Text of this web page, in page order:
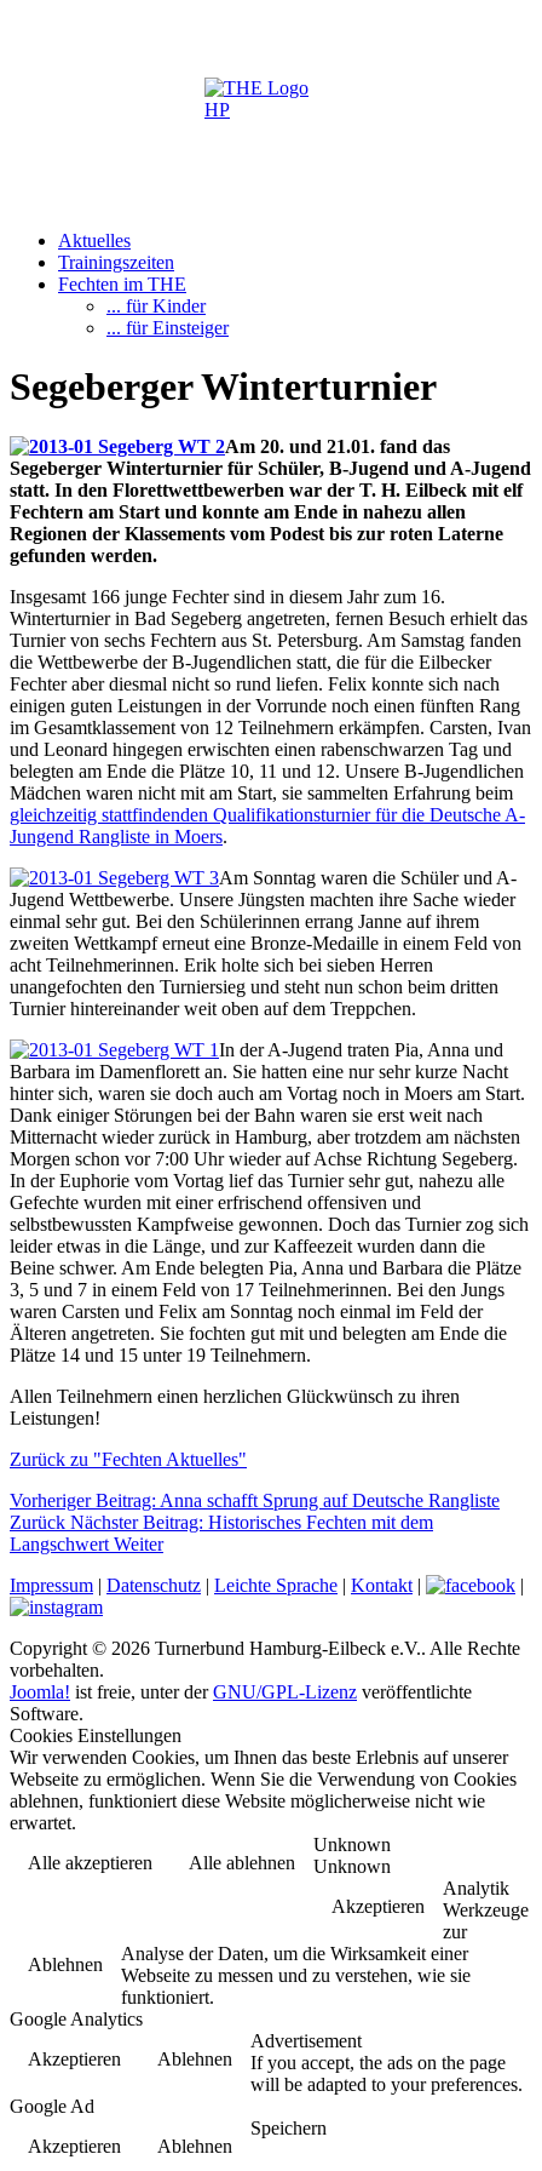
Aktuelles
Trainingszeiten
Fechten im THE
... für Kinder
... für Einsteiger
Segeberger Winterturnier
Am 20. und 21.01. fand das
Segeberger Winterturnier für Schüler, B-Jugend und A-Jugend
statt. In den Florettwettbewerben war der T. H. Eilbeck mit elf
Fechtern am Start und konnte am Ende in nahezu allen
Regionen der Klassements vom Podest bis zur roten Laterne
gefunden werden.
Insgesamt 166 junge Fechter sind in diesem Jahr zum 16.
Winterturnier in Bad Segeberg angetreten, fernen Besuch erhielt das
Turnier von sechs Fechtern aus St. Petersburg. Am Samstag fanden
die Wettbewerbe der B-Jugendlichen statt, die für die Eilbecker
Fechter aber diesmal nicht so rund liefen. Felix konnte sich nach
einigen guten Leistungen in der Vorrunde noch einen fünften Rang
im Gesamtklassement von 12 Teilnehmern erkämpfen. Carsten, Ivan
und Leonard hingegen erwischten einen rabenschwarzen Tag und
belegten am Ende die Plätze 10, 11 und 12. Unsere B-Jugendlichen
Mädchen waren nicht mit am Start, sie sammelten Erfahrung beim
gleichzeitig stattfindenden Qualifikationsturnier für die Deutsche A-
Jungend Rangliste in Moers.
Am Sonntag waren die Schüler und A-
Jugend Wettbewerbe. Unsere Jüngsten machten ihre Sache wieder
einmal sehr gut. Bei den Schülerinnen errang Janne auf ihrem
zweiten Wettkampf erneut eine Bronze-Medaille in einem Feld von
acht Teilnehmerinnen. Erik holte sich bei sieben Herren
unangefochten den Turniersieg und steht nun schon beim dritten
Turnier hintereinander weit oben auf dem Treppchen.
In der A-Jugend traten Pia, Anna und
Barbara im Damenflorett an. Sie hatten eine nur sehr kurze Nacht
hinter sich, waren sie doch auch am Vortag noch in Moers am Start.
Dank einiger Störungen bei der Bahn waren sie erst weit nach
Mitternacht wieder zurück in Hamburg, aber trotzdem am nächsten
Morgen schon vor 7:00 Uhr wieder auf Achse Richtung Segeberg.
In der Euphorie vom Vortag lief das Turnier sehr gut, nahezu alle
Gefechte wurden mit einer erfrischend offensiven und
selbstbewussten Kampfweise gewonnen. Doch das Turnier zog sich
leider etwas in die Länge, und zur Kaffeezeit wurden dann die
Beine schwer. Am Ende belegten Pia, Anna und Barbara die Plätze
3, 5 und 7 in einem Feld von 17 Teilnehmerinnen. Bei den Jungs
waren Carsten und Felix am Sonntag noch einmal im Feld der
Älteren angetreten. Sie fochten gut mit und belegten am Ende die
Plätze 14 und 15 unter 19 Teilnehmern.
Allen Teilnehmern einen herzlichen Glückwünsch zu ihren
Leistungen!
Zurück zu "Fechten Aktuelles"
Vorheriger Beitrag: Anna schafft Sprung auf Deutsche Rangliste
Zurück Nächster Beitrag: Historisches Fechten mit dem
Langschwert Weiter
Impressum | Datenschutz | Leichte Sprache | Kontakt | |
Copyright © 2026 Turnerbund Hamburg-Eilbeck e.V.. Alle Rechte
vorbehalten.
Joomla! ist freie, unter derGNU/GPL-Lizenz veröffentlichte
Software.
Cookies Einstellungen
Wir verwenden Cookies, um Ihnen das beste Erlebnis auf unserer
Webseite zu ermöglichen. Wenn Sie die Verwendung von Cookies
ablehnen, funktioniert diese Website möglicherweise nicht wie
erwartet.
Alle akzeptieren
Alle ablehnen
Unknown
Unknown
Akzeptieren
Ablehnen
Analytik
Werkzeuge
zur
Analyse der Daten, um die Wirksamkeit einer
Webseite zu messen und zu verstehen, wie sie
funktioniert.
Google Analytics
Akzeptieren
Ablehnen
Advertisement
If you accept, the ads on the page
will be adapted to your preferences.
Google Ad
Akzeptieren
Ablehnen
Speichern